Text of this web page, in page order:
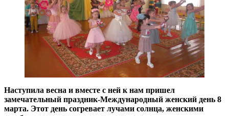
Наступила весна и вместе с ней к нам пришел
замечательный праздник-Международный женский день 8
марта. Этот день согревает лучами солнца, женскими